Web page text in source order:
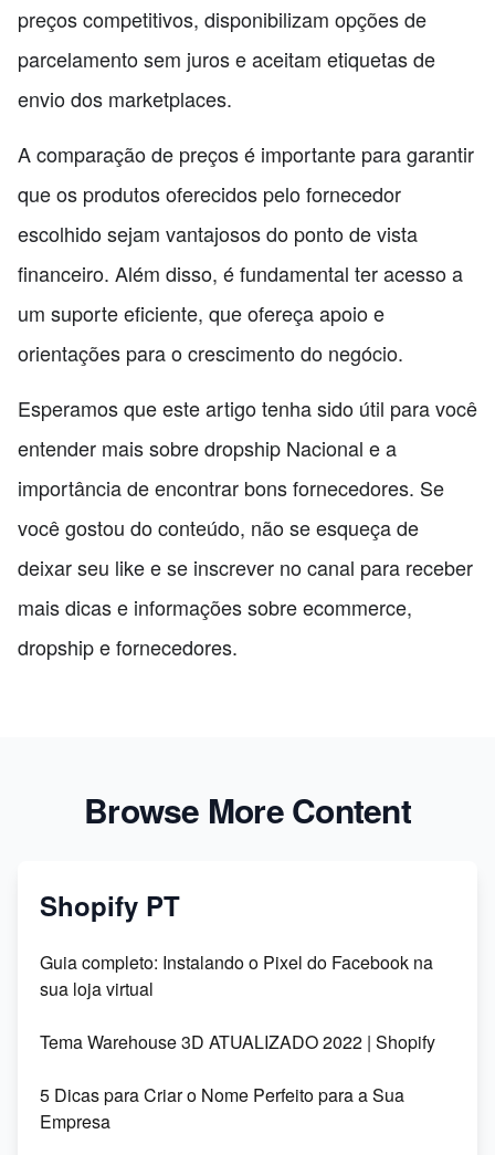
preços competitivos, disponibilizam opções de
parcelamento sem juros e aceitam etiquetas de
envio dos marketplaces.
A comparação de preços é importante para garantir
que os produtos oferecidos pelo fornecedor
escolhido sejam vantajosos do ponto de vista
financeiro. Além disso, é fundamental ter acesso a
um suporte eficiente, que ofereça apoio e
orientações para o crescimento do negócio.
Esperamos que este artigo tenha sido útil para você
entender mais sobre dropship Nacional e a
importância de encontrar bons fornecedores. Se
você gostou do conteúdo, não se esqueça de
deixar seu like e se inscrever no canal para receber
mais dicas e informações sobre ecommerce,
dropship e fornecedores.
Browse More Content
Shopify PT
Guia completo: Instalando o Pixel do Facebook na
sua loja virtual
Tema Warehouse 3D ATUALIZADO 2022 | Shopify
5 Dicas para Criar o Nome Perfeito para a Sua
Empresa